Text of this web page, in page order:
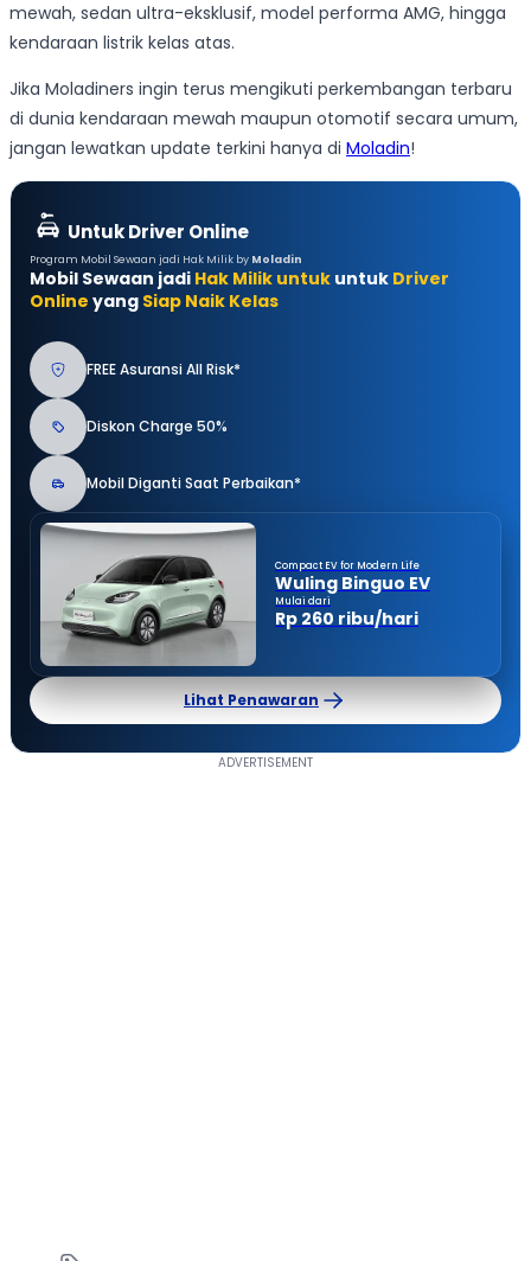
mewah, sedan ultra-eksklusif, model performa AMG, hingga
kendaraan listrik kelas atas.
Jika Moladiners ingin terus mengikuti perkembangan terbaru
di dunia kendaraan mewah maupun otomotif secara umum,
jangan lewatkan update terkini hanya di Moladin!
Untuk Driver Online
Program Mobil Sewaan jadi Hak Milik by Moladin
Mobil Sewaan jadi Hak Milik untuk untuk Driver
Online yang Siap Naik Kelas
FREE Asuransi All Risk*
Diskon Charge 50%
Mobil Diganti Saat Perbaikan*
Compact EV for Modern Life
Wuling Binguo EV
Mulai dari
Rp 260 ribu/hari
Lihat Penawaran